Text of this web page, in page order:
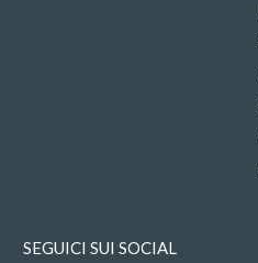
SEGUICI SUI SOCIAL